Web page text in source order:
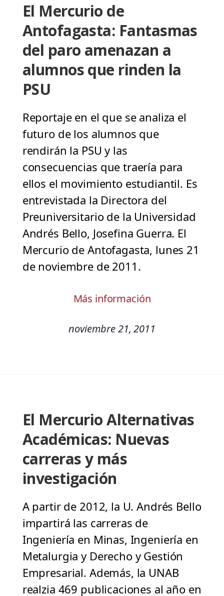
El Mercurio de
Antofagasta: Fantasmas
del paro amenazan a
alumnos que rinden la
PSU
Reportaje en el que se analiza el
futuro de los alumnos que
rendirán la PSU y las
consecuencias que traería para
ellos el movimiento estudiantil. Es
entrevistada la Directora del
Preuniversitario de la Universidad
Andrés Bello, Josefina Guerra. El
Mercurio de Antofagasta, lunes 21
de noviembre de 2011.
Más información
noviembre 21, 2011
El Mercurio Alternativas
Académicas: Nuevas
carreras y más
investigación
A partir de 2012, la U. Andrés Bello
impartirá las carreras de
Ingeniería en Minas, Ingeniería en
Metalurgia y Derecho y Gestión
Empresarial. Además, la UNAB
realzia 469 publicaciones al año en